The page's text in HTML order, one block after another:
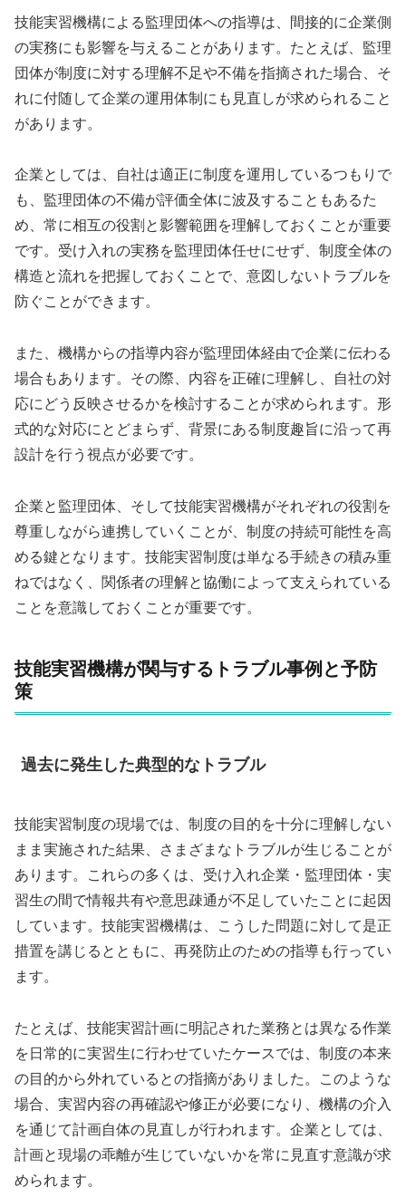
技能実習機構による監理団体への指導は、間接的に企業側
の実務にも影響を与えることがあります。たとえば、監理
団体が制度に対する理解不足や不備を指摘された場合、そ
れに付随して企業の運用体制にも見直しが求められること
があります。
企業としては、自社は適正に制度を運用しているつもりで
も、監理団体の不備が評価全体に波及することもあるた
め、常に相互の役割と影響範囲を理解しておくことが重要
です。受け入れの実務を監理団体任せにせず、制度全体の
構造と流れを把握しておくことで、意図しないトラブルを
防ぐことができます。
また、機構からの指導内容が監理団体経由で企業に伝わる
場合もあります。その際、内容を正確に理解し、自社の対
応にどう反映させるかを検討することが求められます。形
式的な対応にとどまらず、背景にある制度趣旨に沿って再
設計を行う視点が必要です。
企業と監理団体、そして技能実習機構がそれぞれの役割を
尊重しながら連携していくことが、制度の持続可能性を高
める鍵となります。技能実習制度は単なる手続きの積み重
ねではなく、関係者の理解と協働によって支えられている
ことを意識しておくことが重要です。
技能実習機構が関与するトラブル事例と予防
策
過去に発生した典型的なトラブル
技能実習制度の現場では、制度の目的を十分に理解しない
まま実施された結果、さまざまなトラブルが生じることが
あります。これらの多くは、受け入れ企業・監理団体・実
習生の間で情報共有や意思疎通が不足していたことに起因
しています。技能実習機構は、こうした問題に対して是正
措置を講じるとともに、再発防止のための指導も行ってい
ます。
たとえば、技能実習計画に明記された業務とは異なる作業
を日常的に実習生に行わせていたケースでは、制度の本来
の目的から外れているとの指摘がありました。このような
場合、実習内容の再確認や修正が必要になり、機構の介入
を通じて計画自体の見直しが行われます。企業としては、
計画と現場の乖離が生じていないかを常に見直す意識が求
められます。